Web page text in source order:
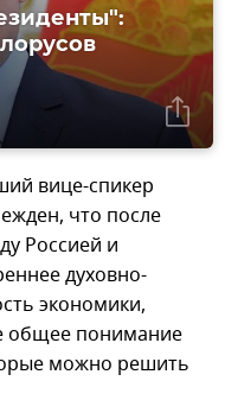
вице-спикер
что после
Россией и
духовно-
экономики,
общее понимание
можно решить